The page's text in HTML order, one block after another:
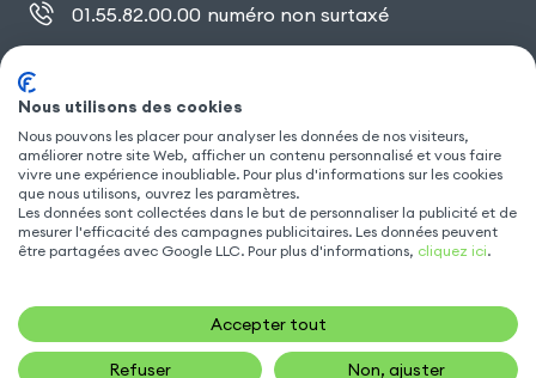
01.55.82.00.00 numéro non surtaxé
SUIVEZ NOUS
Nous utilisons des cookies
Nous pouvons les placer pour analyser les données de nos visiteurs,
améliorer notre site Web, afficher un contenu personnalisé et vous faire
vivre une expérience inoubliable. Pour plus d'informations sur les cookies
que nous utilisons, ouvrez les paramètres.
Les données sont collectées dans le but de personnaliser la publicité et de
mesurer l'efficacité des campagnes publicitaires. Les données peuvent
être partagées avec Google LLC. Pour plus d'informations, cliquez ici.
Accepter tout
Refuser Non, ajuster